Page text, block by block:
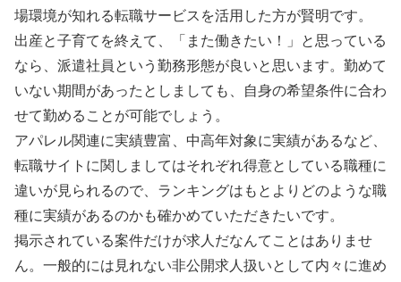
場環境が知れる転職サービスを活用した方が賢明です。
出産と子育てを終えて、「また働きたい！」と思っている
なら、派遣社員という勤務形態が良いと思います。勤めて
いない期間があったとしましても、自身の希望条件に合わ
せて勤めることが可能でしょう。
アパレル関連に実績豊富、中高年対象に実績があるなど、
転職サイトに関しましてはそれぞれ得意としている職種に
違いが見られるので、ランキングはもとよりどのような職
種に実績があるのかも確かめていただきたいです。
掲示されている案件だけが求人だなんてことはありませ
ん。一般的には見れない非公開求人扱いとして内々に進め